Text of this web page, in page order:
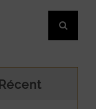
Récent